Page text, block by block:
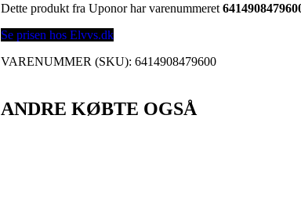
Dette produkt fra Uponor har varenummeret
Se prisen hos Elvvs.dk
VARENUMMER (SKU):6414908479600
ANDRE KØBTE OGSÅ